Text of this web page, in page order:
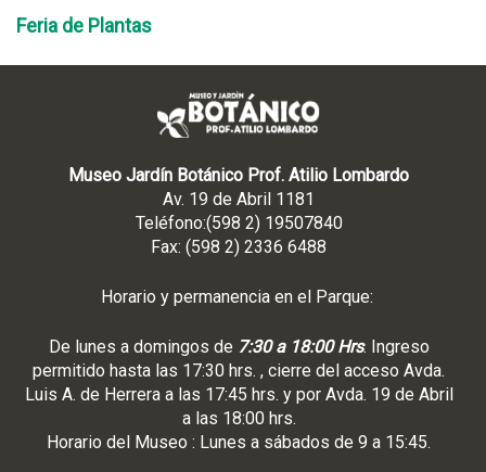
Feria de Plantas
Museo Jardín Botánico Prof. Atilio Lombardo
Av. 19 de Abril 1181
Teléfono:(598 2) 19507840
Fax: (598 2) 2336 6488
Horario y permanencia en el Parque:
De lunes a domingos de 7:30 a 18:00 Hrs. Ingreso
permitido hasta las 17:30 hrs. , cierre del acceso Avda.
Luis A. de Herrera a las 17:45 hrs. y por Avda. 19 de Abril
a las 18:00 hrs.
Horario del Museo : Lunes a sábados de 9 a 15:45.